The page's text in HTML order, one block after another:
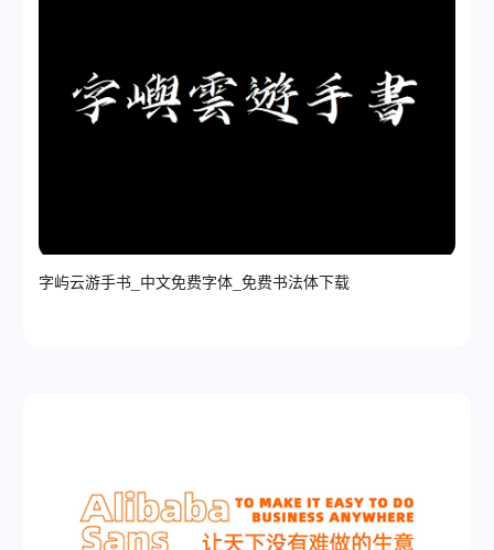
字屿云游手书_中文免费字体_免费书法体下载